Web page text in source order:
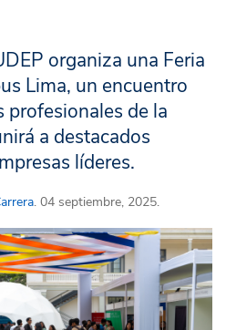
organiza una Feria
Lima, un encuentro
de la
a destacados
líderes.
. 04 septiembre, 2025.